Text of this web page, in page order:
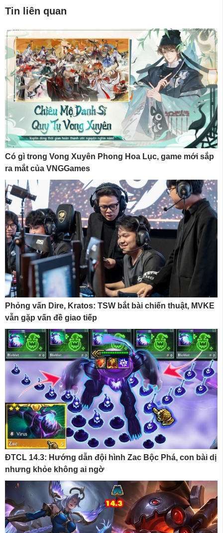
Tin liên quan
Có gì trong Vong Xuyên Phong Hoa Lục, game mới sắp
ra mắt của VNGGames
Phỏng vấn Dire, Kratos: TSW bắt bài chiến thuật, MVKE
vẫn gặp vấn đề giao tiếp
ĐTCL 14.3: Hướng dẫn đội hình Zac Bộc Phá, con bài dị
nhưng khỏe không ai ngờ